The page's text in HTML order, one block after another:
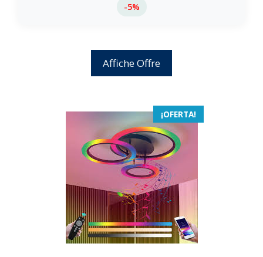
-5%
Affiche Offre
¡OFERTA!